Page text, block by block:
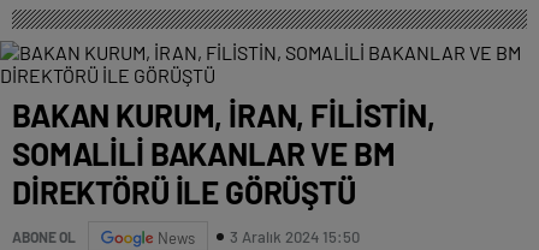
BAKAN KURUM, İRAN, FİLİSTİN,
SOMALİLİ BAKANLAR VE BM
DİREKTÖRÜ İLE GÖRÜŞTÜ
ABONE OL News 3 Aralık 2024 15:50